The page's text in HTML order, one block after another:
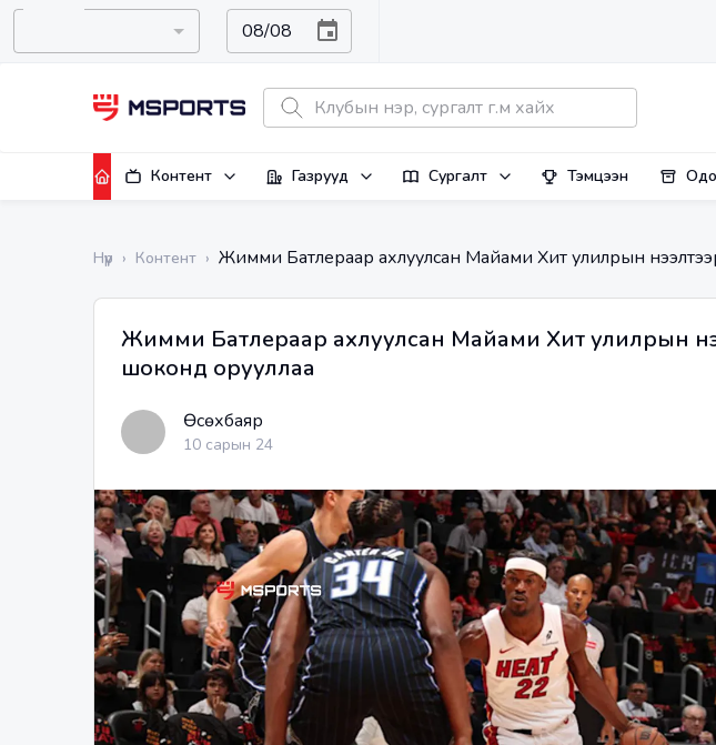
Контент Газрууд Сургалт Тэмцээн
Нүүр › Контент › Жимми Батлераар ахлуулсан Майами Хит улилрын нээлтээр
Жимми Батлераар ахлуулсан Майами Хит улилрын
шоконд орууллаа
Өсөхбаяр
10 сарын 24